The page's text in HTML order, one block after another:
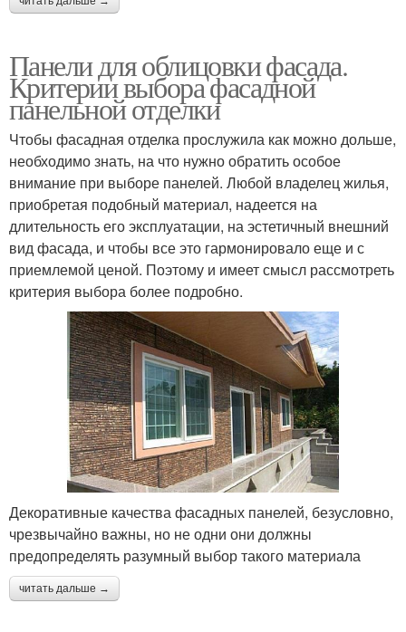
Панели для облицовки фасада.
Критерии выбора фасадной
панельной отделки
Чтобы фасадная отделка прослужила как можно дольше,
необходимо знать, на что нужно обратить особое
внимание при выборе панелей. Любой владелец жилья,
приобретая подобный материал, надеется на
длительность его эксплуатации, на эстетичный внешний
вид фасада, и чтобы все это гармонировало еще и с
приемлемой ценой. Поэтому и имеет смысл рассмотреть
критерия выбора более подробно.
Декоративные качества фасадных панелей, безусловно,
чрезвычайно важны, но не одни они должны
предопределять разумный выбор такого материала
читать дальше →